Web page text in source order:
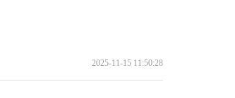
2025-11-15 11:50:28